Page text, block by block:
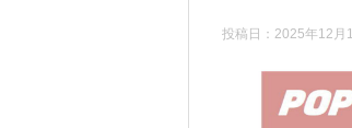
投稿日： 2025年12月